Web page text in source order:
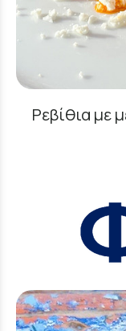
Ρεβίθια με